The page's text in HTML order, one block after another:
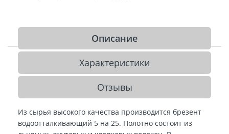
Описание
Характеристики
Отзывы
Из сырья высокого качества производится брезент
водоотталкивающий 5 на 25. Полотно состоит из